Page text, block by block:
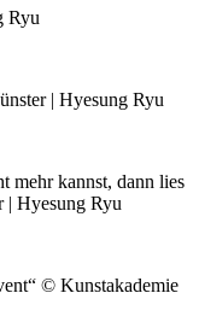
Ryu
| Hyesung Ryu
mehr kannst, dann lies
| Hyesung Ryu
© Kunstakademie